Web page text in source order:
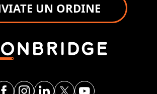
UN ORDINE